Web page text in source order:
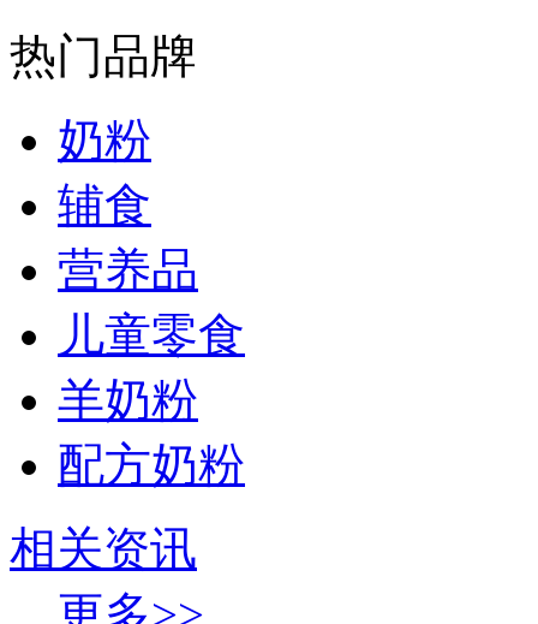
热门品牌
奶粉
辅食
营养品
儿童零食
羊奶粉
配方奶粉
相关资讯